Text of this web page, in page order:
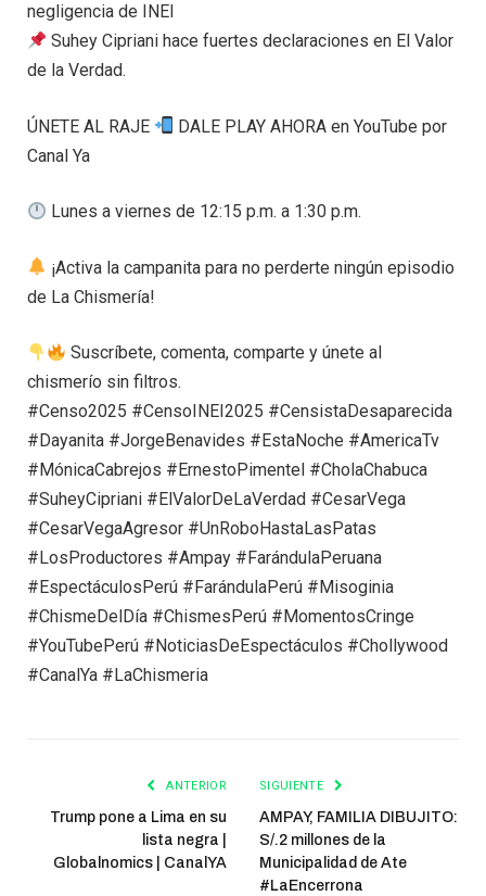
negligencia de INEI
Suhey Cipriani hace fuertes declaraciones en El Valor
de la Verdad.
ÚNETE AL RAJE
DALE PLAY AHORA en YouTube por
Canal Ya
Lunes a viernes de 12:15 p.m. a 1:30 p.m.
¡Activa la campanita para no perderte ningún episodio
de La Chismería!
Suscríbete, comenta, comparte y únete al
chismerío sin filtros.
#Censo2025 #CensoINEI2025 #CensistaDesaparecida
#Dayanita #JorgeBenavides #EstaNoche #AmericaTv
#MónicaCabrejos #ErnestoPimentel #CholaChabuca
#SuheyCipriani #ElValorDeLaVerdad #CesarVega
#CesarVegaAgresor #UnRoboHastaLasPatas
#LosProductores #Ampay #FarándulaPeruana
#EspectáculosPerú #FarándulaPerú #Misoginia
#ChismeDelDía #ChismesPerú #MomentosCringe
#YouTubePerú #NoticiasDeEspectáculos #Chollywood
#CanalYa #LaChismeria
ANTERIOR
Trump pone a Lima en su
lista negra |
Globalnomics | CanalYA
SIGUIENTE
AMPAY, FAMILIA DIBUJITO:
S/.2 millones de la
Municipalidad de Ate
#LaEncerrona